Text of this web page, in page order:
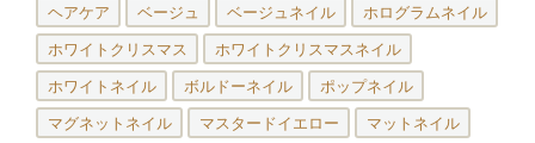
ヘアケア ベージュ ベージュネイル ホログラムネイル
ホワイトクリスマス ホワイトクリスマスネイル
ホワイトネイル ボルドーネイル ポップネイル
マグネットネイル マスタードイエロー マットネイル